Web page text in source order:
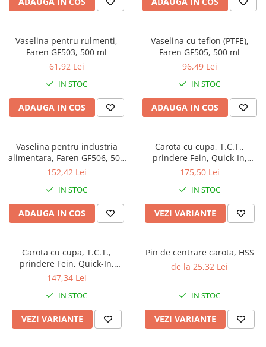
Vaselina pentru rulmenti,
Faren GF503, 500 ml
61,92 Lei
IN STOC
ADAUGA IN COS
Vaselina cu teflon (PTFE),
Faren GF505, 500 ml
96,49 Lei
IN STOC
ADAUGA IN COS
Vaselina pentru industria
alimentara, Faren GF506, 500
ml
152,42 Lei
IN STOC
ADAUGA IN COS
Carota cu cupa, T.C.T.,
prindere Fein, Quick-In,
adancime 50 mm, Crad RO
175,50 Lei
IN STOC
VEZI VARIANTE
Carota cu cupa, T.C.T.,
prindere Fein, Quick-In,
adancime 35 mm
147,34 Lei
IN STOC
VEZI VARIANTE
Pin de centrare carota, HSS
de la 25,32 Lei
IN STOC
VEZI VARIANTE